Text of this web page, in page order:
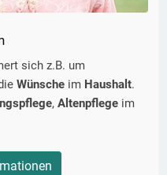
sich z.B. um
Wünsche im Haushalt.
, Altenpflege im